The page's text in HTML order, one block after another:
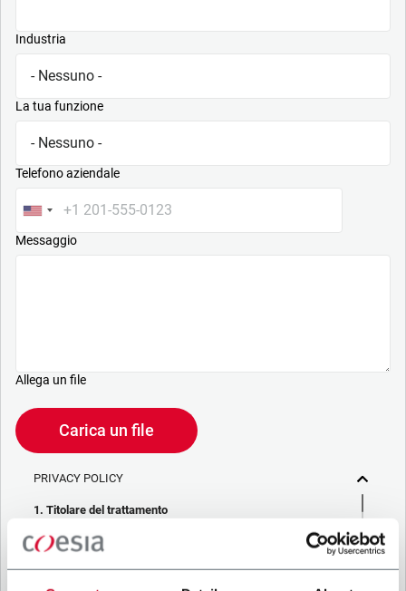
Industria
La tua funzione
Telefono aziendale
Messaggio
Allega un file
Carica un file
PRIVACY POLICY
1. Titolare del trattamento
La società che stai cercando di contattare (“Società”)
tramite questo form tratta i tuoi dati personali – in qualità di
titolare/contitolare del trattamento – per le finalità descritte